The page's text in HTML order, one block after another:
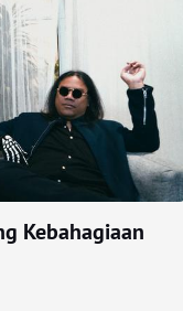
Kebahagiaan